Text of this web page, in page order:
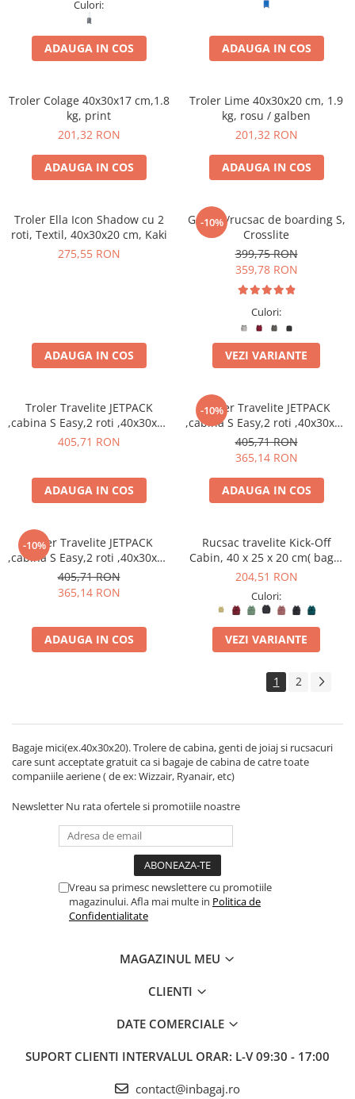
Culori:
ADAUGA IN COS ADAUGA IN COS
Troler Colage 40x30x17 cm,1.8
kg, print
201,32 RON
ADAUGA IN COS
Troler Lime 40x30x20 cm, 1.9
kg, rosu / galben
201,32 RON
ADAUGA IN COS
Troler Ella Icon Shadow cu 2
roti, Textil, 40x30x20 cm, Kaki
275,55 RON
ADAUGA IN COS
-10%
Geantă/rucsac de boarding S,
Crosslite
399,75 RON
359,78 RON
Culori:
VEZI VARIANTE
Troler Travelite JETPACK
,cabina S Easy,2 roti ,40x30x20
cm
405,71 RON
ADAUGA IN COS
-10%
Troler Travelite JETPACK
,cabina S Easy,2 roti ,40x30x20
cm
405,71 RON
365,14 RON
ADAUGA IN COS
-10%
Troler Travelite JETPACK
,cabina S Easy,2 roti ,40x30x20
cm
405,71 RON
365,14 RON
ADAUGA IN COS
Rucsac travelite Kick-Off
Cabin, 40 x 25 x 20 cm( bagaj
permis gratuit la companii
204,51 RON
Culori:
VEZI VARIANTE
1 2
Bagaje mici(ex.40x30x20). Trolere de cabina, genti de joiaj si rucsacuri
care sunt acceptate gratuit ca si bagaje de cabina de catre toate
companiile aeriene ( de ex: Wizzair, Ryanair, etc)
Newsletter Nu rata ofertele si promotiile noastre
Vreau sa primesc newslettere cu promotiile
magazinului. Afla mai multe in Politica de
Confidentialitate
MAGAZINUL MEU
CLIENTI
DATE COMERCIALE
SUPORT CLIENTI INTERVALUL ORAR: L-V 09:30 - 17:00
contact@inbagaj.ro